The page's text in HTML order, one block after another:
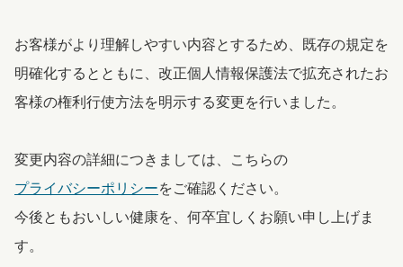
お客様がより理解しやすい内容とするため、既存の規定を
明確化するとともに、改正個人情報保護法で拡充されたお
客様の権利行使方法を明示する変更を行いました。
変更内容の詳細につきましては、こちらの
プライバシーポリシーをご確認ください。
今後ともおいしい健康を、何卒宜しくお願い申し上げま
す。